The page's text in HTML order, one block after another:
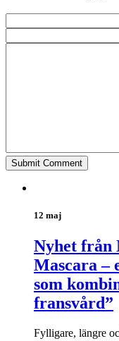
12 maj
Nyhet från
Mascara –
som
fransvård”
Fylligare, längre